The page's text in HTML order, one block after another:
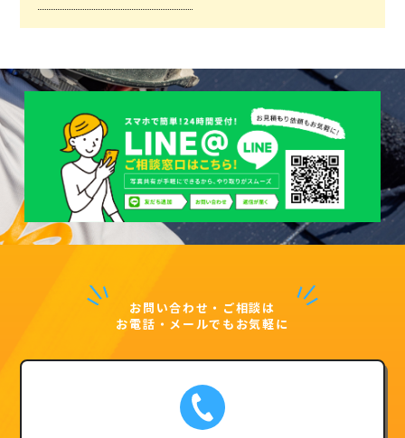
お問い合わせ・ご相談は
お電話・メールでもお気軽に